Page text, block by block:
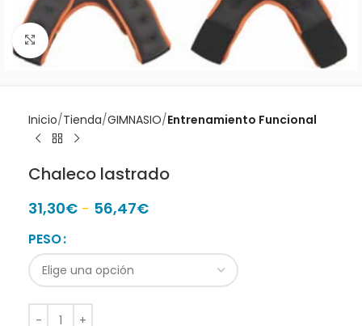
Clic para ampliar
Inicio Tienda GIMNASIO Entrenamiento Funcional
Chaleco lastrado
31,30€ - 56,47€
PESO